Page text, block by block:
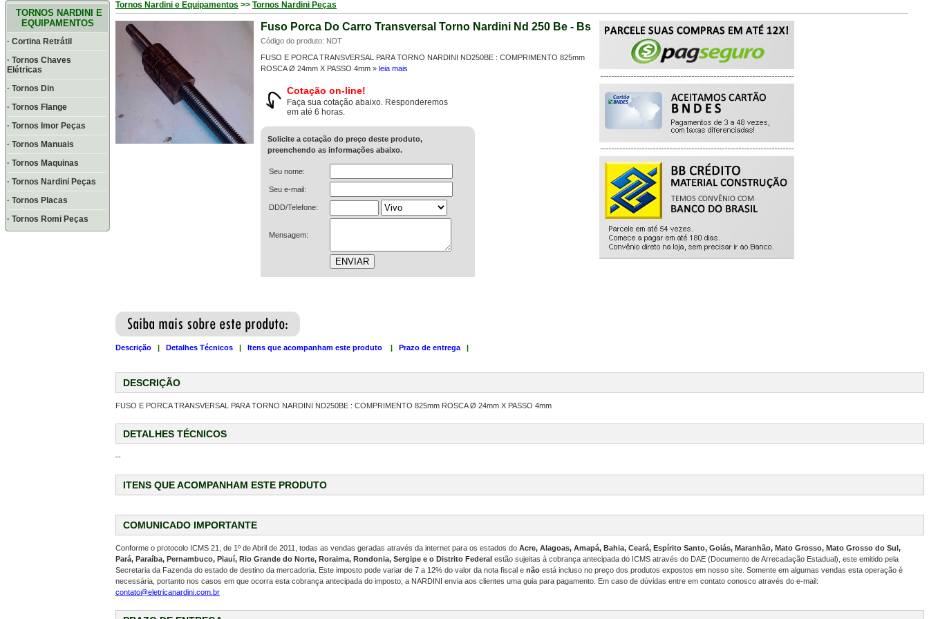
TORNOS NARDINI E
EQUIPAMENTOS
· Cortina Retrátil
· Tornos Chaves
Elétricas
· Tornos Din
· Tornos Flange
· Tornos Imor Peças
· Tornos Manuais
· Tornos Maquinas
· Tornos Nardini Peças
· Tornos Placas
· Tornos Romi Peças
Tornos Nardini e Equipamentos >> Tornos Nardini Peças
Fuso Porca Do Carro Transversal Torno Nardini Nd 250 Be - Bs
Código do produto: NDT
FUSO E PORCA TRANSVERSAL PARA TORNO NARDINI ND250BE : COMPRIMENTO 825mm
ROSCA Ø 24mm X PASSO 4mm » leia mais
Cotação on-line!
Faça sua cotação abaixo. Responderemos
em até 6 horas.
Solicite a cotação do preço deste produto,
preenchendo as informações abaixo.
Seu nome:
Seu e-mail:
DDD/Telefone:
Mensagem:
Descrição | Detalhes Técnicos | Itens que acompanham este produto | Prazo de entrega |
DESCRIÇÃO
FUSO E PORCA TRANSVERSAL PARA TORNO NARDINI ND250BE : COMPRIMENTO 825mm ROSCA Ø 24mm X PASSO 4mm
DETALHES TÉCNICOS
--
ITENS QUE ACOMPANHAM ESTE PRODUTO
COMUNICADO IMPORTANTE
Conforme o protocolo ICMS 21, de 1º de Abril de 2011, todas as vendas geradas através da internet para os estados do Acre, Alagoas, Amapá, Bahia, Ceará, Espírito Santo, Goiás, Maranhão, Mato Grosso, Mato Grosso do Sul,
Pará, Paraíba, Pernambuco, Piauí, Rio Grande do Norte, Roraima, Rondonia, Sergipe e o Distrito Federal estão sujeitas à cobrança antecipada do ICMS através do DAE (Documento de Arrecadação Estadual), este emitido pela
Secretaria da Fazenda do estado de destino da mercadoria. Este imposto pode variar de 7 a 12% do valor da nota fiscal e não está incluso no preço dos produtos expostos em nosso site. Somente em algumas vendas esta operação é
necessária, portanto nos casos em que ocorra esta cobrança antecipada do imposto, a NARDINI envia aos clientes uma guia para pagamento. Em caso de dúvidas entre em contato conosco através do e-mail:
contato@eletricanardini.com.br